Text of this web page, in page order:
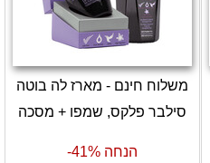
משלוח חינם - מארז לה בוטה
סילבר פלקס, שמפו + מסכה
הנחה 41%-